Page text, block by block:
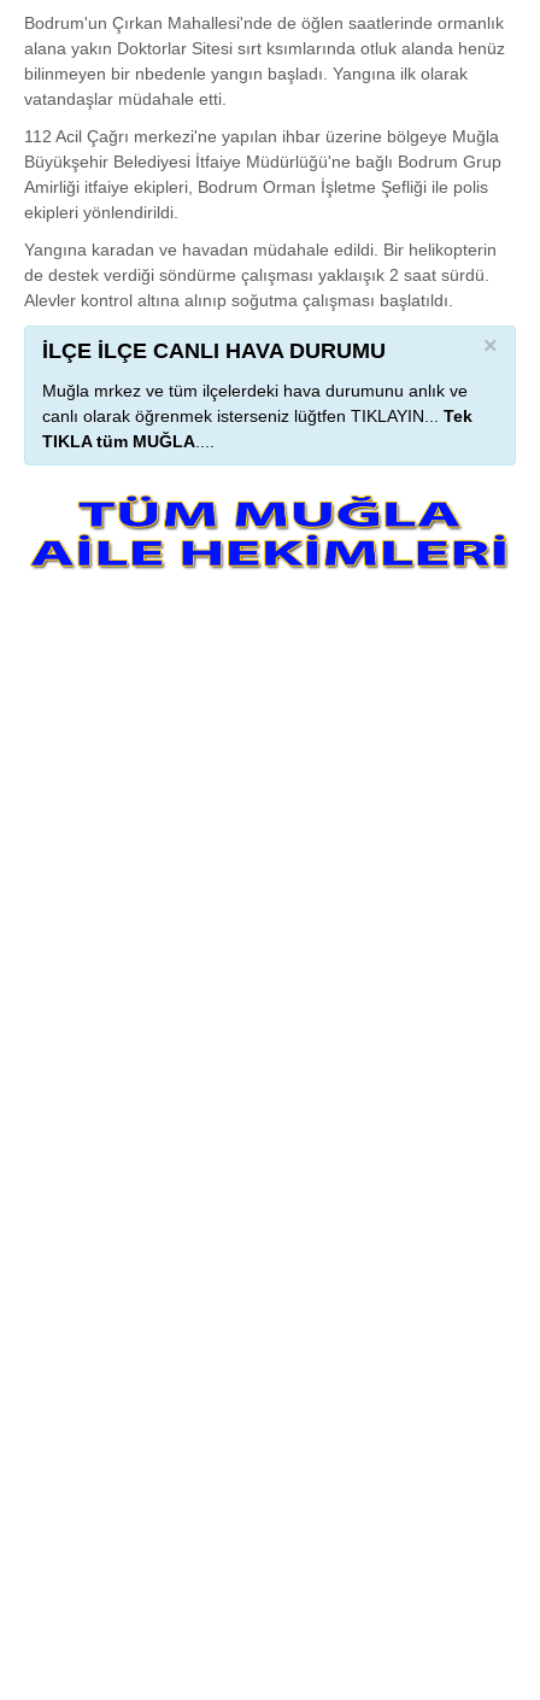
Bodrum'un Çırkan Mahallesi'nde de öğlen saatlerinde ormanlık
alana yakın Doktorlar Sitesi sırt ksımlarında otluk alanda henüz
bilinmeyen bir nbedenle yangın başladı. Yangına ilk olarak
vatandaşlar müdahale etti.
112 Acil Çağrı merkezi'ne yapılan ihbar üzerine bölgeye Muğla
Büyükşehir Belediyesi İtfaiye Müdürlüğü'ne bağlı Bodrum Grup
Amirliği itfaiye ekipleri, Bodrum Orman İşletme Şefliği ile polis
ekipleri yönlendirildi.
Yangına karadan ve havadan müdahale edildi. Bir helikopterin
de destek verdiği söndürme çalışması yaklaışık 2 saat sürdü.
Alevler kontrol altına alınıp soğutma çalışması başlatıldı.
×
İLÇE İLÇE CANLI HAVA DURUMU
Muğla mrkez ve tüm ilçelerdeki hava durumunu anlık ve
canlı olarak öğrenmek isterseniz lüğtfen TIKLAYIN... Tek
TIKLA tüm MUĞLA